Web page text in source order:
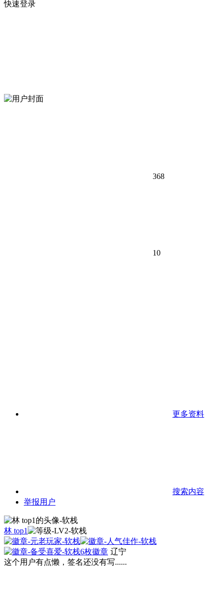
快速登录
368
10
更多资料
搜索内容
举报用户
林 top1
6枚徽章 辽宁
这个用户有点懒，签名还没有写......